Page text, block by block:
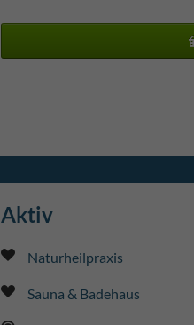
Aktiv
Naturheilpraxis
Sauna & Badehaus